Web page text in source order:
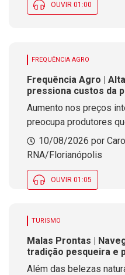
OUVIR 01:00
FREQUÊNCIA AGRO
Frequência Agro |
pressiona custos da
Aumento nos preços
preocupa produtores
verão10/08/2026 por
RNA/Florianópolis
OUVIR 01:05
TURISMO
Malas Prontas |
tradição pesqueira e
em agosto
Além das belezas